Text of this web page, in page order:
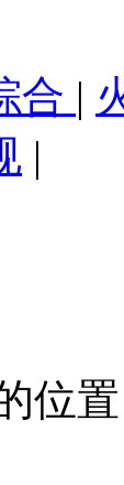
合 |
|
位置